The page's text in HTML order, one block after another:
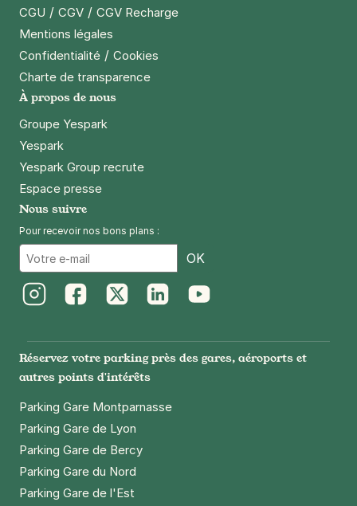
CGU / CGV / CGV Recharge
Mentions légales
Confidentialité / Cookies
Charte de transparence
À propos de nous
Groupe Yespark
Yespark
Yespark Group recrute
Espace presse
Nous suivre
Pour recevoir nos bons plans :
OK
Réservez votre parking près des gares, aéroports et
autres points d'intérêts
Parking Gare Montparnasse
Parking Gare de Lyon
Parking Gare de Bercy
Parking Gare du Nord
Parking Gare de l'Est